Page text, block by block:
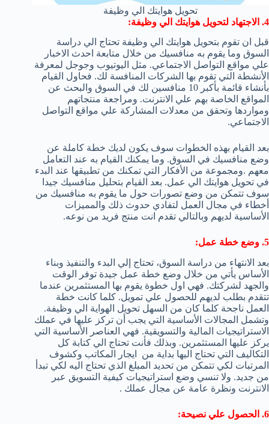
تحويل هوايتك الي وظيفة
4. الاجتهاد لتحويل هوايتك الي وظيفة:
قبل ان تقوم بتحويل هوايتك الي وظيفة تحتاج الي دراسة
السوق وما يقوم به منافسيك من خلال متابعة احدث الاخبار
علي مواقع التواصل الاجتماعي. مثل اليوتيوب وجوجل لمعرفة
الأنشطة التي تقوم بها الشركات المنافسة لك. فحاول القيام
بأنشاء قائمة بأكبر 10 منافسين لك في السوق والبحث عن
المواقع الخاصة بهم علي الانترنت. ومراجعة منتجاتهم
ومواردها وتحقق من معدلات المشاركة علي مواقع التواصل
الاجتماعي.
بعد القيام بهذه الخطوات سوف يكون لديك خطة كاملة عن
وضع منافسيك في السوق. وما يمكنك القيام به عند التعامل
معهم .ومجموعة من الأفكار التي تمكنك من تطبيقها عند البدء
في تحويل هوايتك الي عمل. بعد القيام بتحليل منافسيك جيدا
سوف تتمكن من وضع تصورات حول ما يقوم به منافسيك من
أخطاء في مجال العمل لتفادي حدوث ذلك والمميزات
الأساسية لديهم وبالتالي تقدم انت منتج فريد من نوعه.
5. وضع خطة عمل:
بعد الانتهاء من دراسة السوق، تحتاج إلي البدء والتنفيذ وبناء
الأساس يأتي من خلال وضع خطة عمل جيدة توفر الوقت
والجهد لشركتك. فهي اول خطوة يقوم بها المستثمرين عندما
تتقدم بطلب لديهم للحصول علي تمويل. كلما كانت خطة
العمل ناجحة كلما كان من السهل تحويل الهواية الي وظيفة.
وتشمل المجالات الأساسية التي يجب أن تركز عليها في عملك
الاستراتيجيات المالية والتسويقية. فهي العناصر الأساسية التي
يركز عليها المستثمرين. وبذلك فأنت تحتاج الي كتابة كل
التكاليف التي تحتاج اليها بداية من ايجار المكاتب وكشوف
المرتبات لكي تتمكن من تحديد المبلغ الذي تحتاج اليه لكي تبدأ
من جديد. ولا تنسي وضع استراتيجيات كيفية التسويق عبر
الانترنت ونظرة عامة عن مجال عملك .
6. الحصول علي نصيحة: